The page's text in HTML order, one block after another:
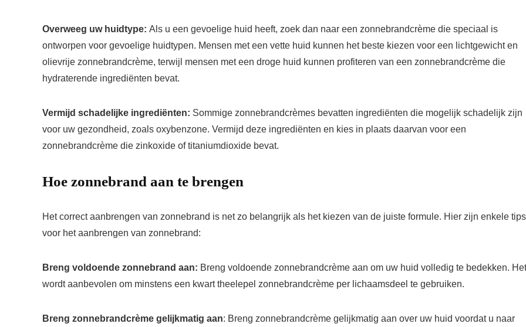
Overweeg uw huidtype: Als u een gevoelige huid heeft, zoek dan naar een zonnebrandcrème die speciaal is
ontworpen voor gevoelige huidtypen. Mensen met een vette huid kunnen het beste kiezen voor een lichtgewicht en
olievrije zonnebrandcrème, terwijl mensen met een droge huid kunnen profiteren van een zonnebrandcrème die
hydraterende ingrediënten bevat.
Vermijd schadelijke ingrediënten: Sommige zonnebrandcrèmes bevatten ingrediënten die mogelijk schadelijk zijn
voor uw gezondheid, zoals oxybenzone. Vermijd deze ingrediënten en kies in plaats daarvan voor een
zonnebrandcrème die zinkoxide of titaniumdioxide bevat.
Hoe zonnebrand aan te brengen
Het correct aanbrengen van zonnebrand is net zo belangrijk als het kiezen van de juiste formule. Hier zijn enkele tips
voor het aanbrengen van zonnebrand:
Breng voldoende zonnebrand aan: Breng voldoende zonnebrandcrème aan om uw huid volledig te bedekken. Het
wordt aanbevolen om minstens een kwart theelepel zonnebrandcrème per lichaamsdeel te gebruiken.
Breng zonnebrandcrème gelijkmatig aan: Breng zonnebrandcrème gelijkmatig aan over uw huid voordat u naar